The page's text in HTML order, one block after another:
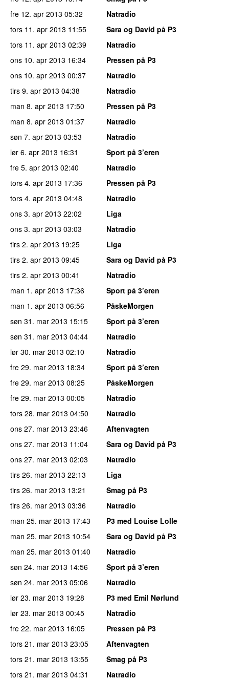
fre 12. apr 2013 05:32
Natradio
tors 11. apr 2013 11:55
Sara og David på P3
tors 11. apr 2013 02:39
Natradio
ons 10. apr 2013 16:34
Pressen på P3
ons 10. apr 2013 00:37
Natradio
tirs 9. apr 2013 04:38
Natradio
man 8. apr 2013 17:50
Pressen på P3
man 8. apr 2013 01:37
Natradio
søn 7. apr 2013 03:53
Natradio
lør 6. apr 2013 16:31
Sport på 3’eren
fre 5. apr 2013 02:40
Natradio
tors 4. apr 2013 17:36
Pressen på P3
tors 4. apr 2013 04:48
Natradio
ons 3. apr 2013 22:02
Liga
ons 3. apr 2013 03:03
Natradio
tirs 2. apr 2013 19:25
Liga
tirs 2. apr 2013 09:45
Sara og David på P3
tirs 2. apr 2013 00:41
Natradio
man 1. apr 2013 17:36
Sport på 3’eren
man 1. apr 2013 06:56
PåskeMorgen
søn 31. mar 2013 15:15
Sport på 3’eren
søn 31. mar 2013 04:44
Natradio
lør 30. mar 2013 02:10
Natradio
fre 29. mar 2013 18:34
Sport på 3’eren
fre 29. mar 2013 08:25
PåskeMorgen
fre 29. mar 2013 00:05
Natradio
tors 28. mar 2013 04:50
Natradio
ons 27. mar 2013 23:46
Aftenvagten
ons 27. mar 2013 11:04
Sara og David på P3
ons 27. mar 2013 02:03
Natradio
tirs 26. mar 2013 22:13
Liga
tirs 26. mar 2013 13:21
Smag på P3
tirs 26. mar 2013 03:36
Natradio
man 25. mar 2013 17:43
P3 med Louise Lolle
man 25. mar 2013 10:54
Sara og David på P3
man 25. mar 2013 01:40
Natradio
søn 24. mar 2013 14:56
Sport på 3’eren
søn 24. mar 2013 05:06
Natradio
lør 23. mar 2013 19:28
P3 med Emil Nørlund
lør 23. mar 2013 00:45
Natradio
fre 22. mar 2013 16:05
Pressen på P3
tors 21. mar 2013 23:05
Aftenvagten
tors 21. mar 2013 13:55
Smag på P3
tors 21. mar 2013 04:31
Natradio